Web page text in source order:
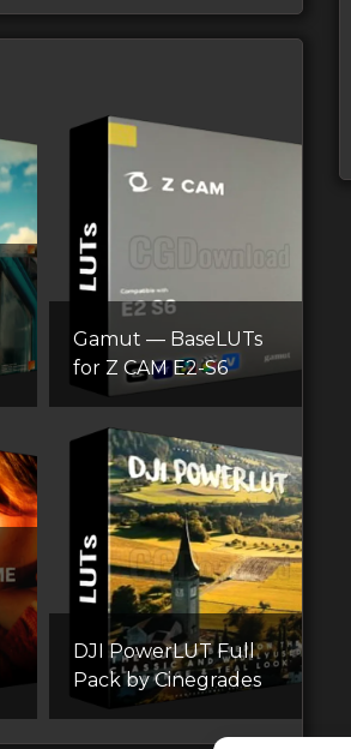
Gamut — BaseLUTs
for Z CAM E2-S6
DJI PowerLUT Full
Pack by Cinegrades